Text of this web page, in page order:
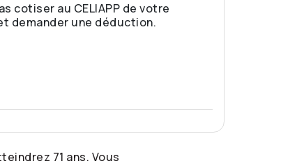
cotiser au CELIAPP de votre
demander une déduction.
71 ans. Vous